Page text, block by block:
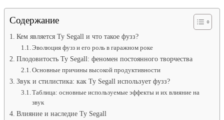
Содержание
Кем является Ty Segall и что такое фузз?
Эволюция фузз и его роль в гаражном роке
Плодовитость Ty Segall: феномен постоянного творчества
Основные причины высокой продуктивности
Звук и стилистика: как Ty Segall использует фузз?
Таблица: основные используемые эффекты и их влияние на
звук
Влияние и наследие Ty Segall